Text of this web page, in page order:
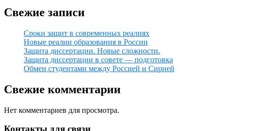
Свежие записи
Сроки защит в современных реалиях
Новые реалии образования в России
Защита диссертации. Новые сложности.
Защита диссертации в совете — подготовка
Обмен студентами между Россией и Сирией
Свежие комментарии
Нет комментариев для просмотра.